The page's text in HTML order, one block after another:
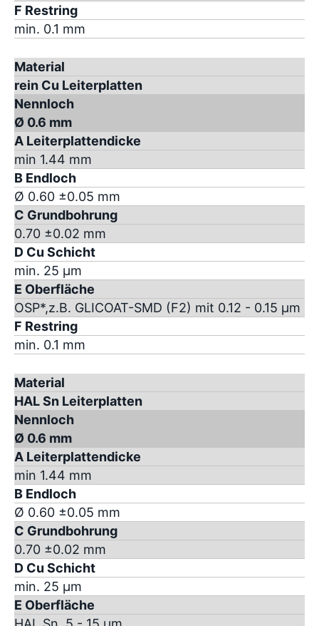
F Restring
min. 0.1 mm
Material
rein Cu Leiterplatten
Nennloch
Ø 0.6 mm
A Leiterplattendicke
min 1.44 mm
B Endloch
Ø 0.60 ±0.05 mm
C Grundbohrung
0.70 ±0.02 mm
D Cu Schicht
min. 25 µm
E Oberfläche
OSP*,z.B. GLICOAT-SMD (F2) mit 0.12 - 0.15 µm
F Restring
min. 0.1 mm
Material
HAL Sn Leiterplatten
Nennloch
Ø 0.6 mm
A Leiterplattendicke
min 1.44 mm
B Endloch
Ø 0.60 ±0.05 mm
C Grundbohrung
0.70 ±0.02 mm
D Cu Schicht
min. 25 µm
E Oberfläche